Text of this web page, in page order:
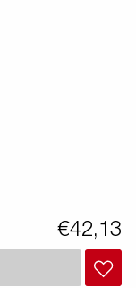
€42,13